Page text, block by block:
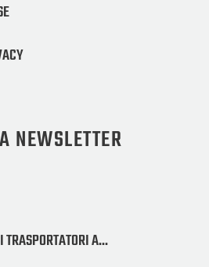
NEWSLETTER
A...